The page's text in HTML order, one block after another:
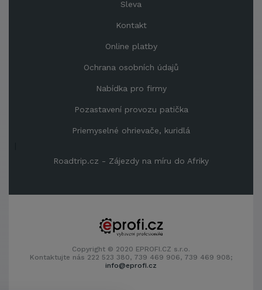
Sleva
Kontakt
Online platby
Ochrana osobních údajů
Nabídka pro firmy
Pozastavení provozu patička
Priemyselné ohrievače, kuridlá
Roadtrip.cz - Zájezdy na míru do Afriky
Copyright © 2020 EPROFI.CZ s.r.o.
Kontaktujte nás 222 523 380, 739 469 906, 739 469 908;
info@eprofi.cz